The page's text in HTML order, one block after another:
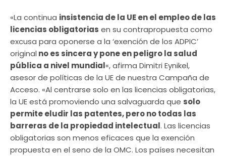
«La continua insistencia de la UE en el empleo de las
licencias obligatorias en su contrapropuesta como
excusa para oponerse a la ‘exención de los ADPIC’
original no es sincera y pone en peligro la salud
pública a nivel mundial«, afirma Dimitri Eynikel,
asesor de políticas de la UE de nuestra Campaña de
Acceso. «Al centrarse solo en las licencias obligatorias,
la UE está promoviendo una salvaguarda que solo
permite eludir las patentes, pero no todas las
barreras de la propiedad intelectual. Las licencias
obligatorias son menos eficaces que la exención
propuesta en el seno de la OMC. Los países necesitan